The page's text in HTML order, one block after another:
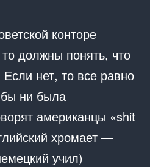
конторе
должны понять, что
нет, то все равно
ни была
американцы «shit
хромает —
учил)